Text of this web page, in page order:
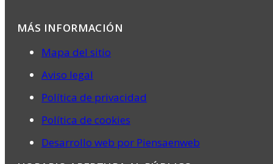
MÁS INFORMACIÓN
Mapa del sitio
Aviso legal
Política de privacidad
Política de cookies
Desarrollo web por Piensaenweb